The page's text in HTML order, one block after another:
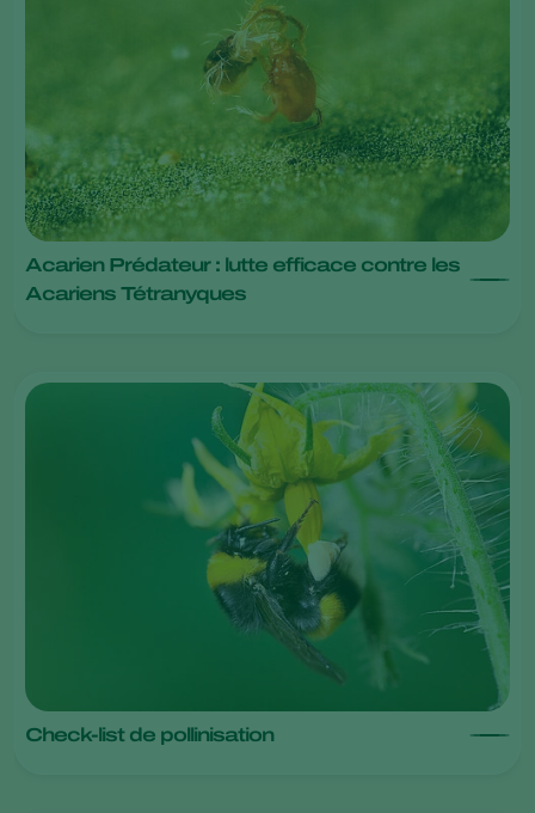
Acarien Prédateur : lutte efficace contre les
Acariens Tétranyques
Check-list de pollinisation